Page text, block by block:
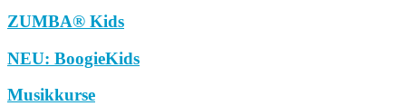
ZUMBA® Kids
NEU: BoogieKids
Musikkurse